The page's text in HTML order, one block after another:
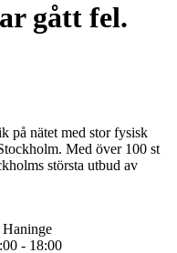
gått fel.
på nätet med stor fysisk
Med över 100 st
största utbud av
- 18:00